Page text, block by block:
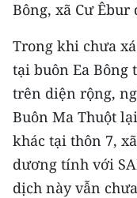
Ảnh
Infographic
TIN MỚI
TIN ĐỊA PHƯƠNG
Trung du và miền
Bông, xã Cư Êbur
Trong khi chưa
tại buôn Ea Bông
trên diện rộng,
Buôn Ma Thuột
khác tại thôn 7,
dương tính với
dịch này vẫn